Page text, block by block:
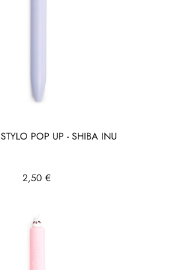
POP UP - SHIBA INU
Prix
2,50 €